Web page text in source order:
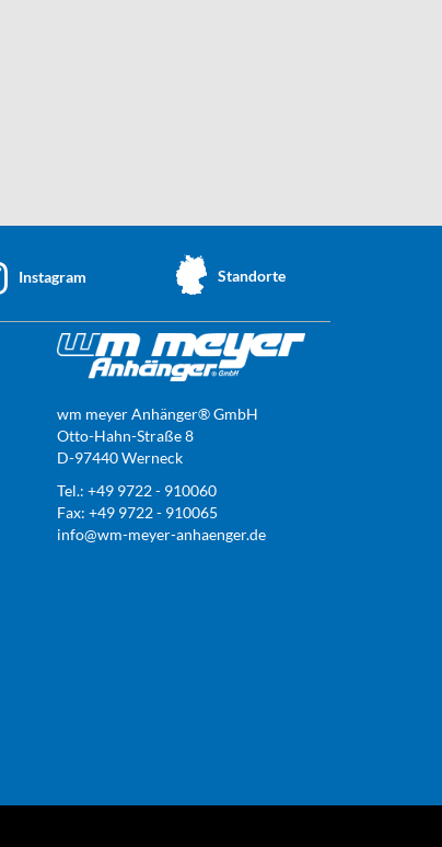
Instagram Standorte
wm meyer Anhänger® GmbH
Otto-Hahn-Straße 8
D-97440 Werneck
Tel.: +49 9722 - 910060
Fax: +49 9722 - 910065
info@wm-meyer-anhaenger.de